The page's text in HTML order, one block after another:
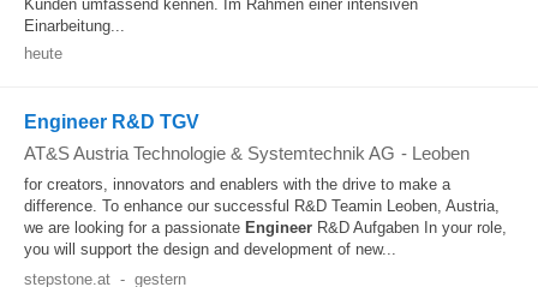
Kunden umfassend kennen. Im Rahmen einer intensiven
Einarbeitung...
heute
Engineer R&D TGV
AT&S Austria Technologie & Systemtechnik AG - Leoben
for creators, innovators and enablers with the drive to make a
difference. To enhance our successful R&D Teamin Leoben, Austria,
we are looking for a passionate Engineer R&D Aufgaben In your role,
you will support the design and development of new...
stepstone.at - gestern